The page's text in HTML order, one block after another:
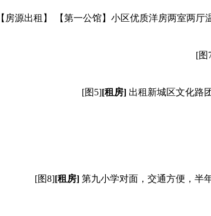
房源出租】 【第一公馆】小区优质洋房两室两
[图
[图5][租房] 出租新城区文化路
[图8][租房] 第九小学对面，交通方便，半